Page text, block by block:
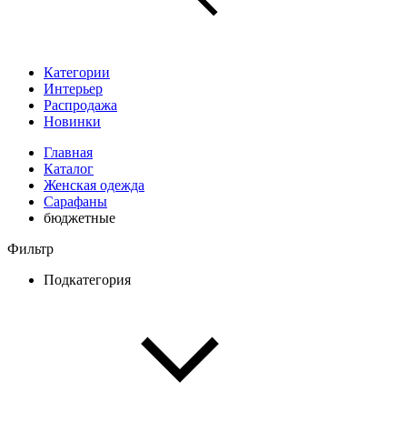
Категории
Интерьер
Распродажа
Новинки
Главная
Каталог
Женская одежда
Сарафаны
бюджетные
Фильтр
Подкатегория